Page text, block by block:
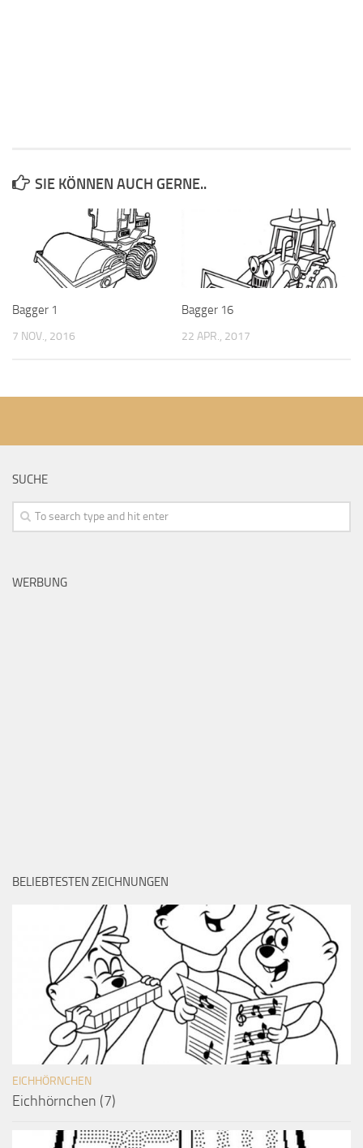
SIE KÖNNEN AUCH GERNE..
Bagger 1
7 NOV., 2016
Bagger 16
22 APR., 2017
SUCHE
WERBUNG
BELIEBTESTEN ZEICHNUNGEN
EICHHÖRNCHEN
Eichhörnchen (7)